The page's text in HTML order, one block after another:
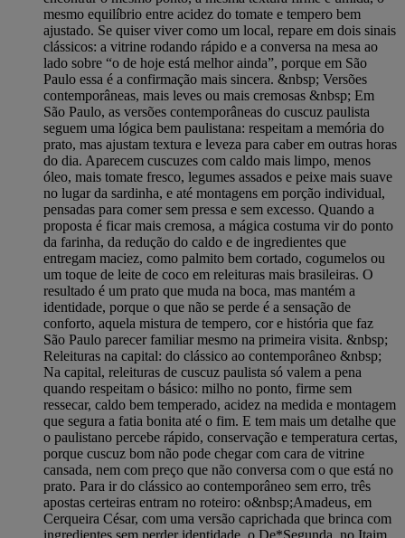
mesmo equilíbrio entre acidez do tomate e tempero bem
ajustado. Se quiser viver como um local, repare em dois sinais
clássicos: a vitrine rodando rápido e a conversa na mesa ao
lado sobre “o de hoje está melhor ainda”, porque em São
Paulo essa é a confirmação mais sincera. &nbsp; Versões
contemporâneas, mais leves ou mais cremosas &nbsp; Em
São Paulo, as versões contemporâneas do cuscuz paulista
seguem uma lógica bem paulistana: respeitam a memória do
prato, mas ajustam textura e leveza para caber em outras horas
do dia. Aparecem cuscuzes com caldo mais limpo, menos
óleo, mais tomate fresco, legumes assados e peixe mais suave
no lugar da sardinha, e até montagens em porção individual,
pensadas para comer sem pressa e sem excesso. Quando a
proposta é ficar mais cremosa, a mágica costuma vir do ponto
da farinha, da redução do caldo e de ingredientes que
entregam maciez, como palmito bem cortado, cogumelos ou
um toque de leite de coco em releituras mais brasileiras. O
resultado é um prato que muda na boca, mas mantém a
identidade, porque o que não se perde é a sensação de
conforto, aquela mistura de tempero, cor e história que faz
São Paulo parecer familiar mesmo na primeira visita. &nbsp;
Releituras na capital: do clássico ao contemporâneo &nbsp;
Na capital, releituras de cuscuz paulista só valem a pena
quando respeitam o básico: milho no ponto, firme sem
ressecar, caldo bem temperado, acidez na medida e montagem
que segura a fatia bonita até o fim. E tem mais um detalhe que
o paulistano percebe rápido, conservação e temperatura certas,
porque cuscuz bom não pode chegar com cara de vitrine
cansada, nem com preço que não conversa com o que está no
prato. Para ir do clássico ao contemporâneo sem erro, três
apostas certeiras entram no roteiro: o&nbsp;Amadeus, em
Cerqueira César, com uma versão caprichada que brinca com
ingredientes sem perder identidade, o De*Segunda, no Itaim